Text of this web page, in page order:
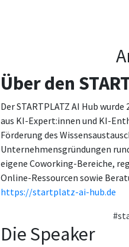
Über den
Der STARTPLATZ AI Hub
aus KI-Expert:innen und KI-
Förderung des
Unternehmensgründungen
eigene Coworking-Bereiche,
Online-Ressourcen sowie
https://startplatz-ai-hub.de
Die Speaker